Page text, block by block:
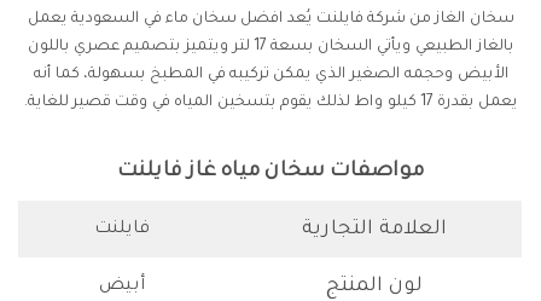
سخان الغاز من شركة فايلنت يُعد افضل سخان ماء في السعودية يعمل
بالغاز الطبيعي ويأتي السخان بسعة 17 لتر ويتميز بتصميم عصري باللون
الأبيض وحجمه الصغير الذي يمكن تركيبه في المطبخ بسهولة، كما أنه
يعمل بقدرة 17 كيلو واط لذلك يقوم بتسخين المياه في وقت قصير للغاية.
مواصفات سخان مياه غاز فايلنت
العلامة التجارية فايلنت
لون المنتج أبيض